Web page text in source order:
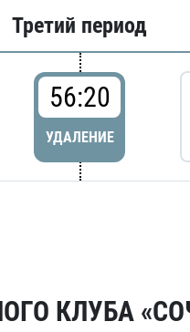
Третий период
56:20
УДАЛЕНИЕ
КЛУБА